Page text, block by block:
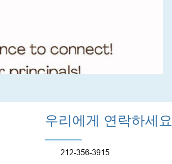
우리에게 연락하세요
212-356-3915